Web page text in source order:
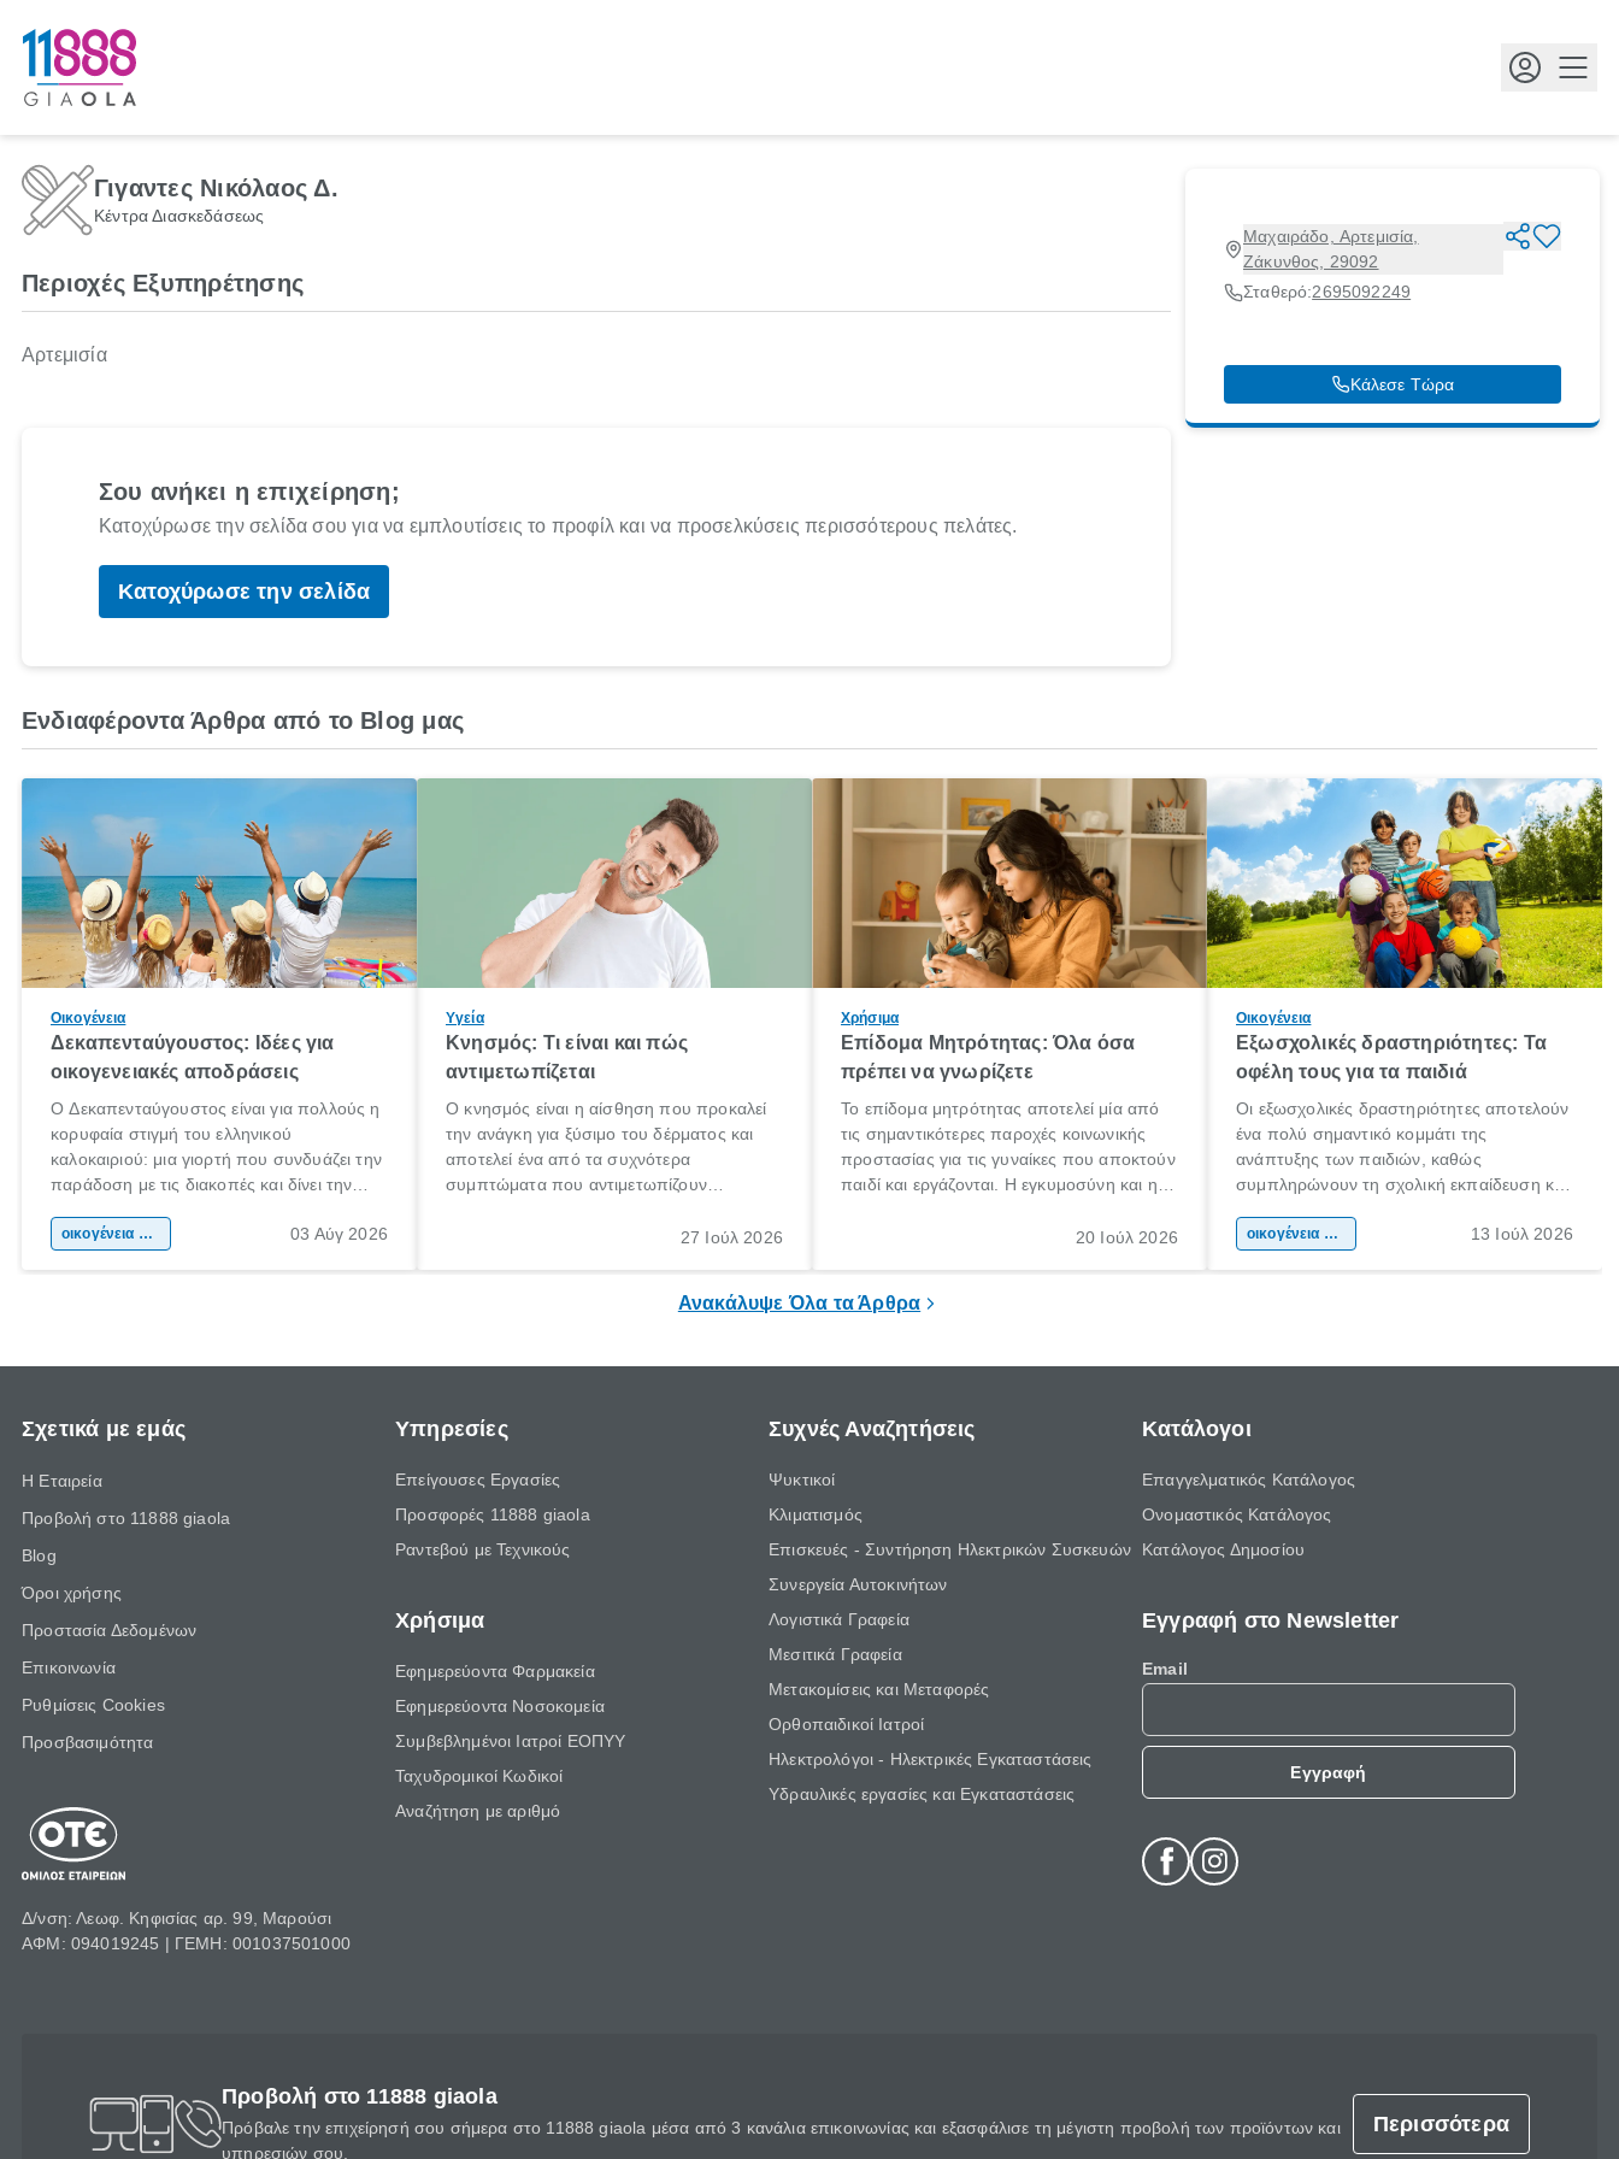
Γιγαντες Νικόλαος Δ.
Κέντρα Διασκεδάσεως
Μαχαιράδο, Αρτεμισία,
Ζάκυνθος, 29092
Σταθερό:2695092249
Κάλεσε Τώρα
Περιοχές Εξυπηρέτησης
Αρτεμισία
Σου ανήκει η επιχείρηση;
Κατοχύρωσε την σελίδα σου για να εμπλουτίσεις το προφίλ και να προσελκύσεις περισσότερους πελάτες.
Κατοχύρωσε την σελίδα
Ενδιαφέροντα Άρθρα από το Blog μας
Οικογένεια
Δεκαπενταύγουστος: Ιδέες για
οικογενειακές αποδράσεις
Ο Δεκαπενταύγουστος είναι για πολλούς η
κορυφαία στιγμή του ελληνικού
καλοκαιριού: μια γιορτή που συνδυάζει την
παράδοση με τις διακοπές και δίνει την
χώρας. Είτε πρόκειται για λίγες μέρες
οικογένεια & παιδί 03 Αύγ 2026
Υγεία
Κνησμός: Τι είναι και πώς
αντιμετωπίζεται
Ο κνησμός είναι η αίσθηση που προκαλεί
την ανάγκη για ξύσιμο του δέρματος και
αποτελεί ένα από τα συχνότερα
συμπτώματα που αντιμετωπίζουν
πληροφορίες για το «κνησμός τι είναι»,
27 Ιούλ 2026
Χρήσιμα
Επίδομα Μητρότητας: Όλα όσα
πρέπει να γνωρίζετε
Το επίδομα μητρότητας αποτελεί μία από
τις σημαντικότερες παροχές κοινωνικής
προστασίας για τις γυναίκες που αποκτούν
παιδί και εργάζονται. Η εγκυμοσύνη και η
σημαντική περίοδος στη ζωή κάθε20 Ιούλ 2026
Οικογένεια
Εξωσχολικές δραστηριότητες: Τα
οφέλη τους για τα παιδιά
Οι εξωσχολικές δραστηριότητες αποτελούν
ένα πολύ σημαντικό κομμάτι της
ανάπτυξης των παιδιών, καθώς
συμπληρώνουν τη σχολική εκπαίδευση και
της προσωπικότητας, της κοινωνικότητας
οικογένεια & παιδί 13 Ιούλ 2026
Ανακάλυψε Όλα τα Άρθρα
Σχετικά με εμάς
Η Εταιρεία
Προβολή στο 11888 giaola
Blog
Όροι χρήσης
Προστασία Δεδομένων
Επικοινωνία
Ρυθμίσεις Cookies
Προσβασιμότητα
Δ/νση: Λεωφ. Κηφισίας αρ. 99, Μαρούσι
ΑΦΜ: 094019245 | ΓΕΜΗ: 001037501000
Υπηρεσίες
Επείγουσες Εργασίες
Προσφορές 11888 giaola
Ραντεβού με Τεχνικούς
Χρήσιμα
Εφημερεύοντα Φαρμακεία
Εφημερεύοντα Νοσοκομεία
Συμβεβλημένοι Ιατροί ΕΟΠΥΥ
Ταχυδρομικοί Κωδικοί
Αναζήτηση με αριθμό
Συχνές Αναζητήσεις
Ψυκτικοί
Κλιματισμός
Επισκευές - Συντήρηση Ηλεκτρικών Συσκευών
Συνεργεία Αυτοκινήτων
Λογιστικά Γραφεία
Μεσιτικά Γραφεία
Μετακομίσεις και Μεταφορές
Ορθοπαιδικοί Ιατροί
Ηλεκτρολόγοι - Ηλεκτρικές Εγκαταστάσεις
Υδραυλικές εργασίες και Εγκαταστάσεις
Κατάλογοι
Επαγγελματικός Κατάλογος
Ονομαστικός Κατάλογος
Κατάλογος Δημοσίου
Εγγραφή στο Newsletter
Email
Εγγραφή
Προβολή στο 11888 giaola
Πρόβαλε την επιχείρησή σου σήμερα στο 11888 giaola μέσα από 3 κανάλια επικοινωνίας και εξασφάλισε τη μέγιστη προβολή των προϊόντων και
υπηρεσιών σου.
Περισσότερα